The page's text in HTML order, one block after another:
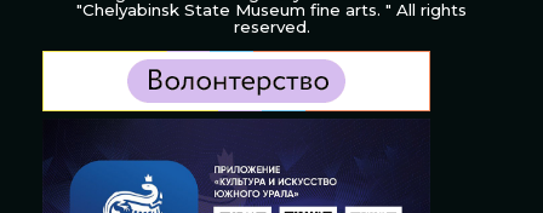
"Chelyabinsk State Museum fine arts. " All rights
reserved.